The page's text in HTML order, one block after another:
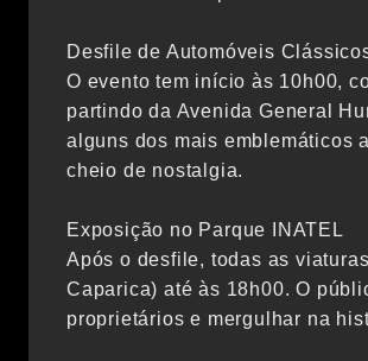
Desfile de Automóveis
O evento tem início às 10h00,
partindo da Avenida General
alguns dos mais emblemáticos
cheio de nostalgia.
Exposição no Parque INATEL
Após o desfile, todas as
Caparica) até às 18h00. O
proprietários e mergulhar na